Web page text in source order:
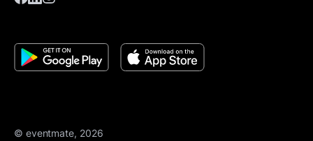
© eventmate, 2026